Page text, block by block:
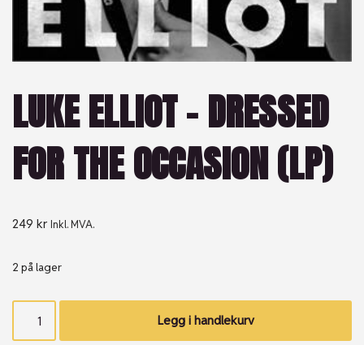
LUKE ELLIOT – DRESSED
FOR THE OCCASION (LP)
249 kr Inkl. MVA.
2 på lager
Legg i handlekurv